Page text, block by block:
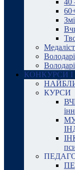
40
КОНКУРСИ
КУРСИ